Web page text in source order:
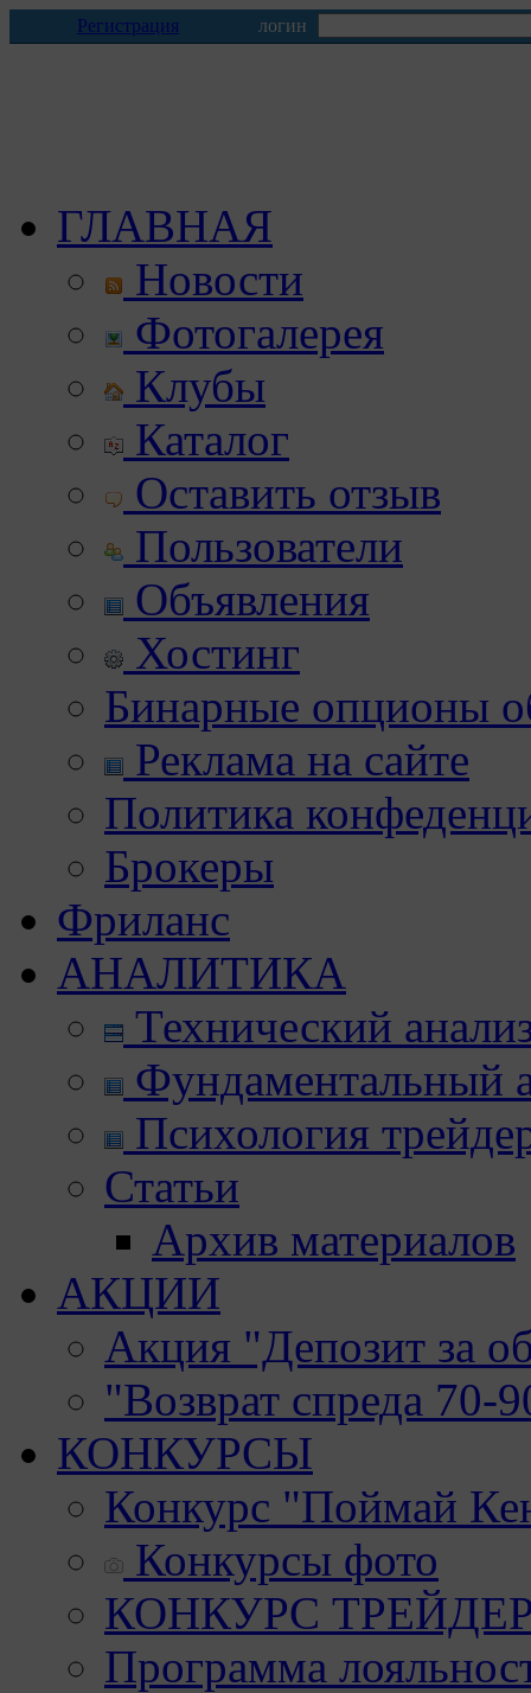
Регистрация логин
ГЛАВНАЯ
Новости
Фотогалерея
Клубы
Каталог
Оставить отзыв
Пользователи
Объявления
Хостинг
Бинарные опционы
Реклама на сайте
Политика
Брокеры
Фриланс
АНАЛИТИКА
Технический
Фундаментальный
Психология
Статьи
Архив материалов
АКЦИИ
Акция "Депозит за
"Возврат спреда 70-
КОНКУРСЫ
Конкурс "Поймай
Конкурсы фото
КОНКУРС
Программа